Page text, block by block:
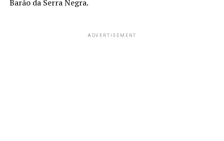
Barão da Serra Negra.
ADVERTISEMENT